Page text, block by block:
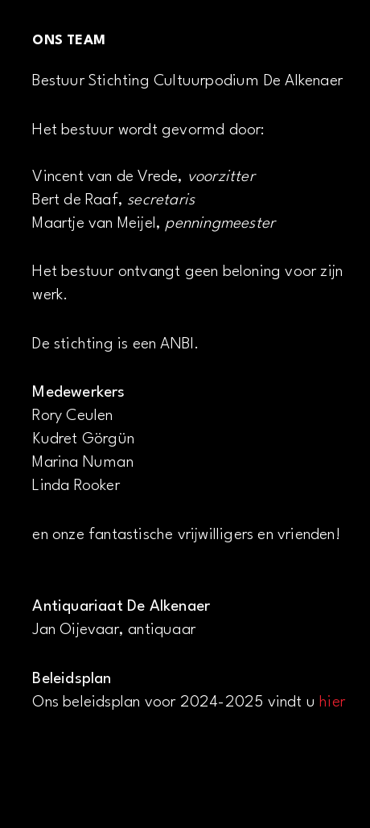
ONS TEAM
Bestuur Stichting Cultuurpodium De Alkenaer
Het bestuur wordt gevormd door:
Vincent van de Vrede, voorzitter
Bert de Raaf, secretaris
Maartje van Meijel, penningmeester
Het bestuur ontvangt geen beloning voor zijn
werk.
De stichting is een ANBI.
Medewerkers
Rory Ceulen
Kudret Görgün
Marina Numan
Linda Rooker
en onze fantastische vrijwilligers en vrienden!
Antiquariaat De Alkenaer
Jan Oijevaar, antiquaar
Beleidsplan
Ons beleidsplan voor 2024-2025 vindt u hier